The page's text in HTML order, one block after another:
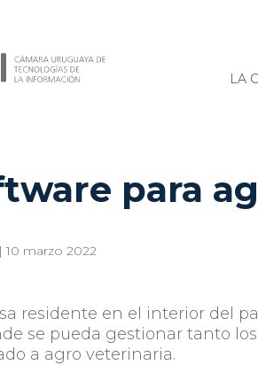
LA
para
|10 marzo 2022
residente en el interior del
se pueda gestionar tanto
a agro veterinaria.